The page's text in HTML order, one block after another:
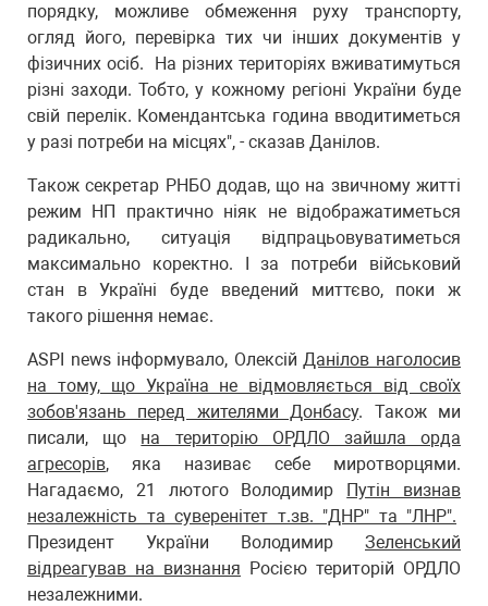
порядку, можливе обмеження руху транспорту,
огляд його, перевірка тих чи інших документів у
фізичних осіб. На різних територіях вживатимуться
різні заходи. Тобто, у кожному регіоні України буде
свій перелік. Комендантська година вводитиметься
у разі потреби на місцях", - сказав Данілов.
Також секретар РНБО додав, що на звичному житті
режим НП практично ніяк не відображатиметься
радикально, ситуація відпрацьовуватиметься
максимально коректно. І за потреби військовий
стан в Україні буде введений миттєво, поки ж
такого рішення немає.
ASPI news інформувало, ОлексійДанілов наголосив
на тому, що Україна не відмовляється від своїх
зобов'язань перед жителями Донбасу. Також ми
писали, що на територію ОРДЛО зайшла орда
агресорів, яка називає себе миротворцями.
Нагадаємо, 21 лютого Володимир Путін визнав
незалежність та суверенітет т.зв. "ДНР" та "ЛНР".
Президент України Володимир Зеленський
відреагував на визнання Росією територій ОРДЛО
незалежними.